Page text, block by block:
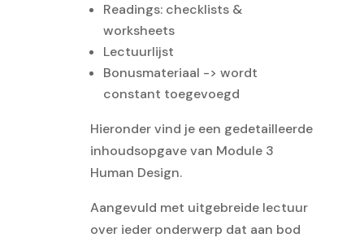
Readings: checklists &
worksheets
Lectuurlijst
Bonusmateriaal -> wordt
constant toegevoegd
Hieronder vind je een gedetailleerde
inhoudsopgave van Module 3
Human Design.
Aangevuld met uitgebreide lectuur
over ieder onderwerp dat aan bod